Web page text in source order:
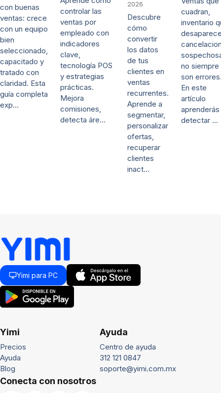
con buenas
ventas: crece
con un equipo
bien
seleccionado,
capacitado y
tratado con
claridad. Esta
guía completa
exp…
controlar las
ventas por
empleado con
indicadores
clave,
tecnología POS
y estrategias
prácticas.
Mejora
comisiones,
detecta áre…
2026
Descubre
cómo
convertir
los datos
de tus
clientes en
ventas
recurrentes.
Aprende a
segmentar,
personalizar
ofertas,
recuperar
clientes
inact…
cuadran,
inventario
no siempre
son
En este
artículo
aprenderás
detectar …
Yimi para PC
Yimi
Precios
Ayuda
Blog
Ayuda
Centro de ayuda
312 121 0847
soporte@yimi.com.mx
Conecta con nosotros